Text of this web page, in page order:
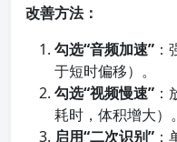
改善方法：
勾选“音频加速”
于短时偏移）。
勾选“视频慢速”
耗时，体积增大）。
启用“二次识别”